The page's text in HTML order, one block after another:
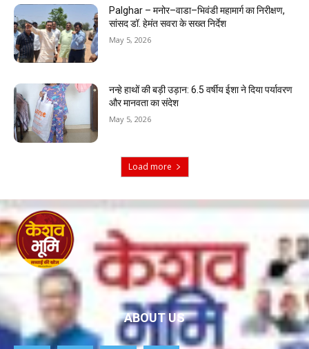
Palghar – मनोर–वाडा–भिवंडी महामार्ग का निरीक्षण,
सांसद डॉ. हेमंत सवरा के सख्त निर्देश
May 5, 2026
नन्हे हाथों की बड़ी उड़ान: 6.5 वर्षीय ईशा ने दिया पर्यावरण
और मानवता का संदेश
May 5, 2026
Load more
ABOUT US